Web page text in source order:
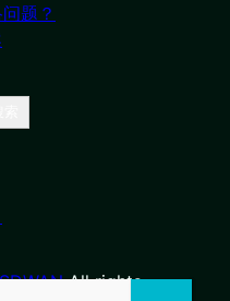
题？
All rights